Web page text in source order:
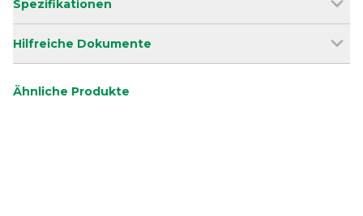
Spezifikationen
Hilfreiche Dokumente
Ähnliche Produkte